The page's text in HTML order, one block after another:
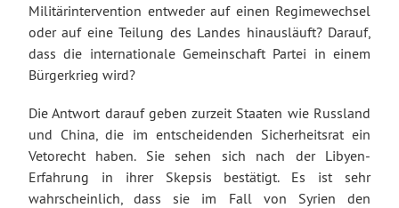
Militärintervention entweder auf einen Regimewechsel
oder auf eine Teilung des Landes hinausläuft? Darauf,
dass die internationale Gemeinschaft Partei in einem
Bürgerkrieg wird?
Die Antwort darauf geben zurzeit Staaten wie Russland
und China, die im entscheidenden Sicherheitsrat ein
Vetorecht haben. Sie sehen sich nach der Libyen-
Erfahrung in ihrer Skepsis bestätigt. Es ist sehr
wahrscheinlich, dass sie im Fall von Syrien den